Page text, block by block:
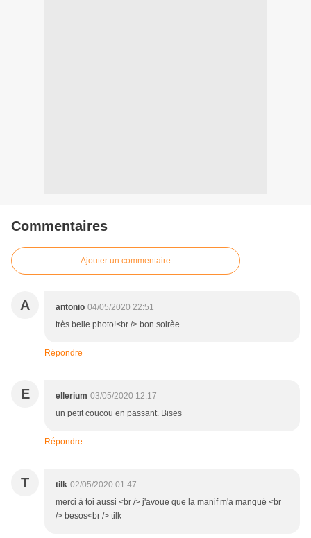
Commentaires
Ajouter un commentaire
A antonio 04/05/2020 22:51
très belle photo!<br /> bon soirèe
Répondre
E ellerium 03/05/2020 12:17
un petit coucou en passant. Bises
Répondre
T tilk 02/05/2020 01:47
merci à toi aussi <br /> j'avoue que la manif m'a manqué <br
/> besos<br /> tilk